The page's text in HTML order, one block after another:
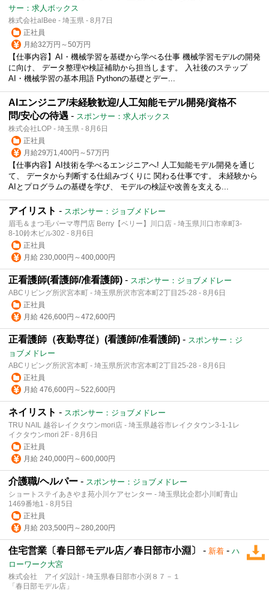
サー：求人ボックス
株式会社alBee - 埼玉県 - 8月7日
正社員
月給32万円～50万円
【仕事内容】AI・機械学習を基礎から学べる仕事 機械学習モデルの開発
に向け、 データ整理や検証補助から担当します。 入社後のステップ
AI・機械学習の基本用語 Pythonの基礎とデー...
AIエンジニア/未経験歓迎/人工知能モデル開発/資格不
問/安心の待遇 - スポンサー：求人ボックス
株式会社LOP - 埼玉県 - 8月6日
正社員
月給29万1,400円～57万円
【仕事内容】AI技術を学べるエンジニアへ! 人工知能モデル開発を通じ
て、 データから判断する仕組みづくりに 関わる仕事です。 未経験から
AIとプログラムの基礎を学び、 モデルの検証や改善を支える...
アイリスト - スポンサー：ジョブメドレー
眉毛＆まつ毛パーマ専門店 Berry【ベリー】川口店 - 埼玉県川口市幸町3-
8-10鈴木ビル302 - 8月6日
正社員
月給 230,000円～400,000円
正看護師(看護師/准看護師) - スポンサー：ジョブメドレー
ABCリビング所沢宮本町 - 埼玉県所沢市宮本町2丁目25‐28 - 8月6日
正社員
月給 426,600円～472,600円
正看護師（夜勤専従）(看護師/准看護師) - スポンサー：ジ
ョブメドレー
ABCリビング所沢宮本町 - 埼玉県所沢市宮本町2丁目25‐28 - 8月6日
正社員
月給 476,600円～522,600円
ネイリスト - スポンサー：ジョブメドレー
TRU NAIL 越谷レイクタウンmori店 - 埼玉県越谷市レイクタウン3-1-1レ
イクタウンmori 2F - 8月6日
正社員
月給 240,000円～600,000円
介護職/ヘルパー - スポンサー：ジョブメドレー
ショートステイあきやま苑小川ケアセンター - 埼玉県比企郡小川町青山
1469番地1 - 8月5日
正社員
月給 203,500円～280,200円
住宅営業〔春日部モデル店／春日部市小淵〕 - 新着 - ハ
ローワーク大宮
株式会社 アイダ設計 - 埼玉県春日部市小渕８７－１
「春日部モデル店」